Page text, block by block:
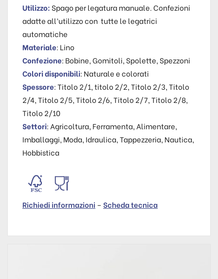
Utilizzo: Spago per legatura manuale. Confezioni
adatte all’utilizzo con tutte le legatrici
automatiche
Materiale: Lino
Confezione: Bobine, Gomitoli, Spolette, Spezzoni
Colori disponibili: Naturale e colorati
Spessore: Titolo 2/1, titolo 2/2, Titolo 2/3, Titolo
2/4, Titolo 2/5, Titolo 2/6, Titolo 2/7, Titolo 2/8,
Titolo 2/10
Settori: Agricoltura, Ferramenta, Alimentare,
Imballaggi, Moda, Idraulica, Tappezzeria, Nautica,
Hobbistica
Richiedi informazioni – Scheda tecnica